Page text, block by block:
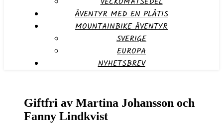
ÄVENTYR MED EN PLÅTIS
MOUNTAINBIKE ÄVENTYR
SVERIGE
EUROPA
NYHETSBREV
Giftfri av Martina Johansson och
Fanny Lindkvist